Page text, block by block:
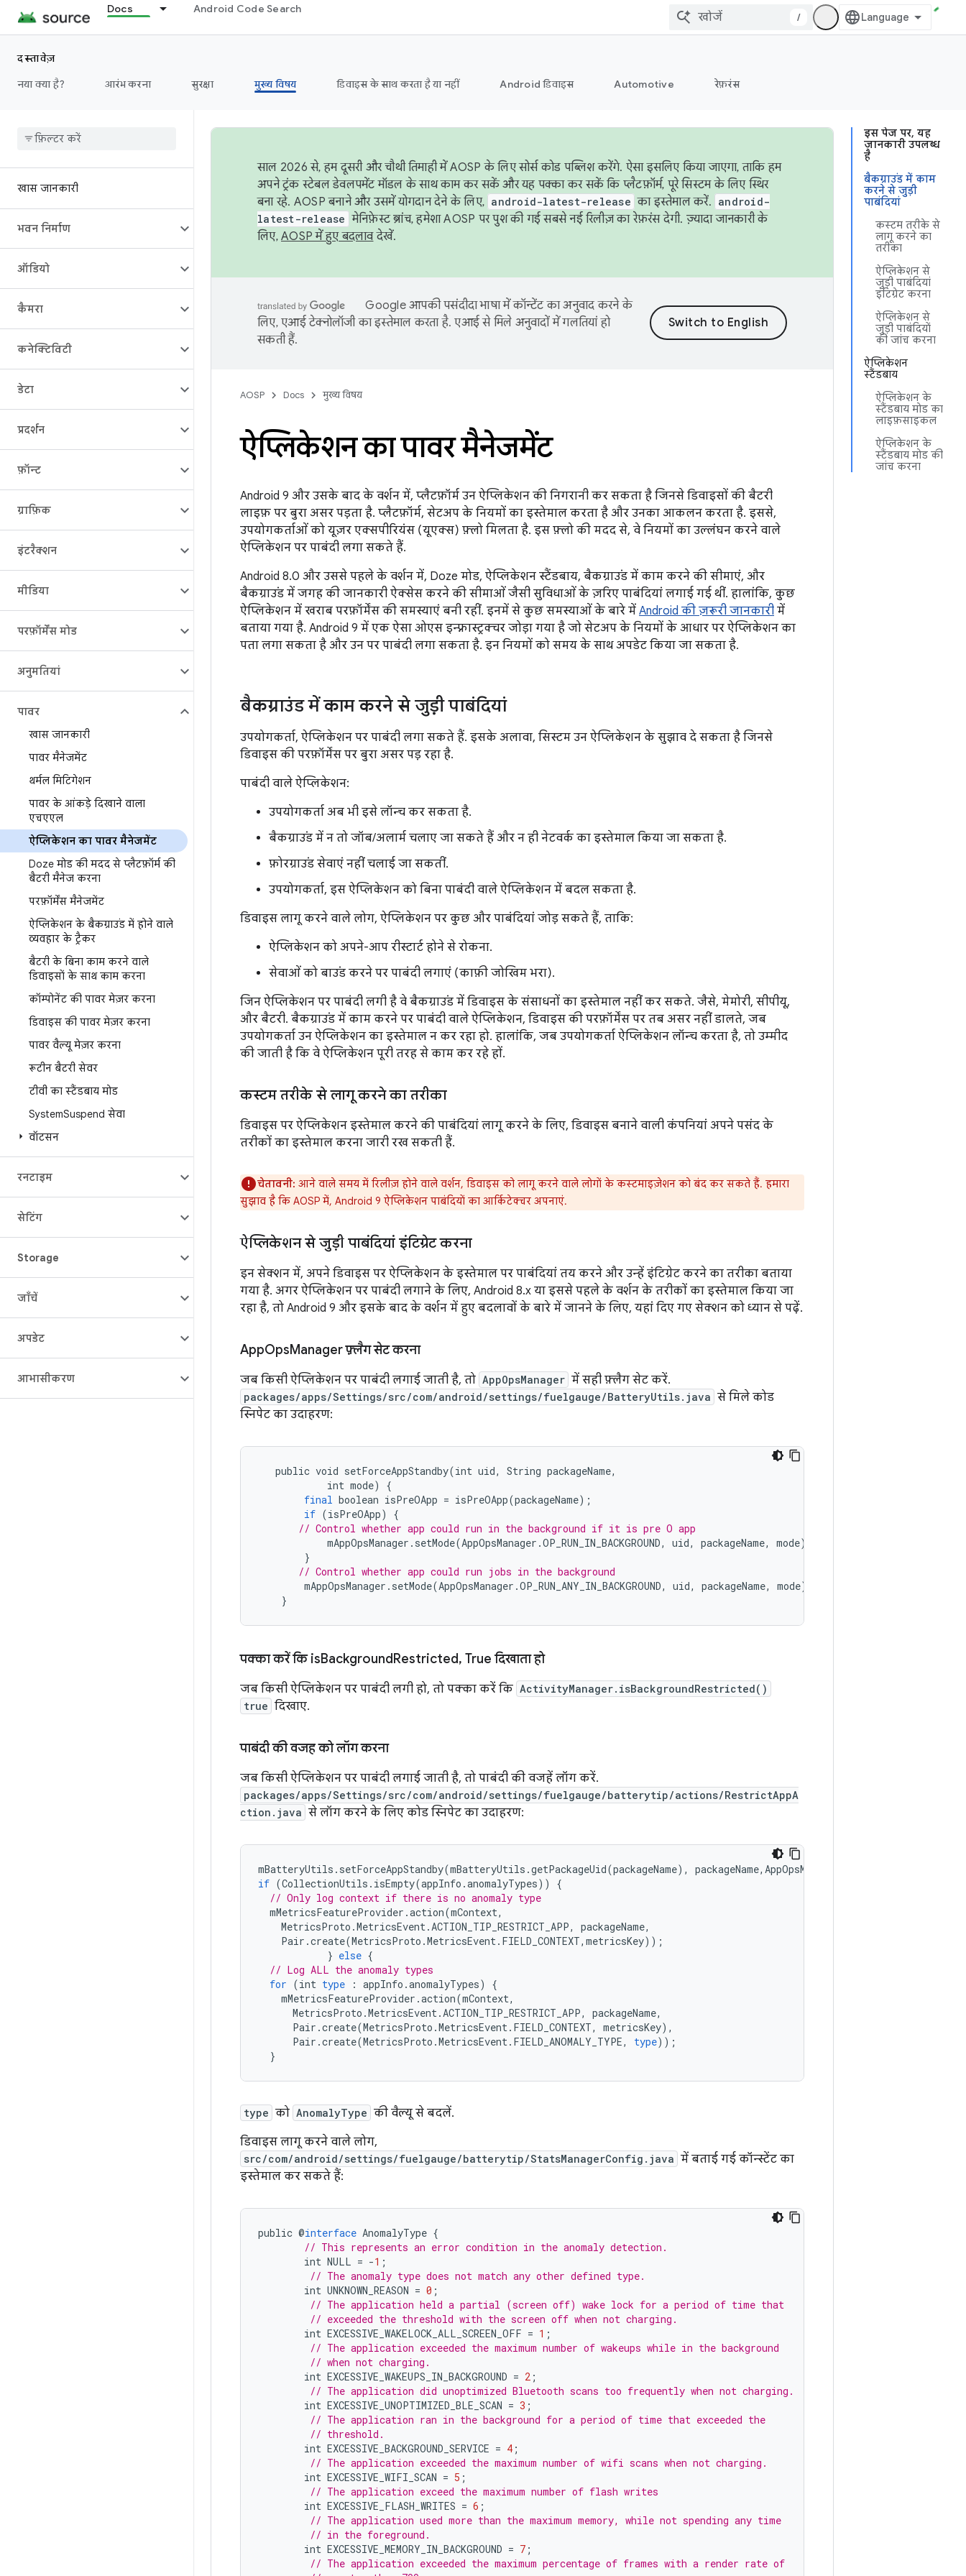
Docs Android Code Search
/
दस्तावेज़
नया क्या है?
आरंभ करना सुरक्षा मुख्य विषय डिवाइस के साथ करता है या नहीं Android डिवाइस Automotive रेफ़रंस
खास जानकारी
भवन निर्माण
ऑडियो
कैमरा
कनेक्टिविटी
डेटा
प्रदर्शन
फ़ॉन्ट
ग्राफ़िक
इंटरैक्शन
मीडिया
परफ़ॉर्मेंस मोड
अनुमतियां
पावर
खास जानकारी
पावर मैनेजमेंट
थर्मल मिटिगेशन
पावर के आंकड़े दिखाने वाला
एचएएल
ऐप्लिकेशन का पावर मैनेजमेंट
Doze मोड की मदद से प्लैटफ़ॉर्म की
बैटरी मैनेज करना
परफ़ॉर्मेंस मैनेजमेंट
ऐप्लिकेशन के बैकग्राउंड में होने वाले
व्यवहार के ट्रैकर
बैटरी के बिना काम करने वाले
डिवाइसों के साथ काम करना
कॉम्पोनेंट की पावर मेज़र करना
डिवाइस की पावर मेज़र करना
पावर वैल्यू मेज़र करना
रूटीन बैटरी सेवर
टीवी का स्टैंडबाय मोड
SystemSuspend सेवा
वॉटसन
रनटाइम
सेटिंग
Storage
जाँचें
अपडेट
आभासीकरण
इस पेज पर, यह
जानकारी उपलब्ध
है
बैकग्राउंड में काम
करने से जुड़ी
पाबंदियां
कस्टम तरीके से
लागू करने का
तरीका
ऐप्लिकेशन से
जुड़ी पाबंदियां
इंटिग्रेट करना
ऐप्लिकेशन से
जुड़ी पाबंदियों
की जांच करना
ऐप्लिकेशन
स्टैंडबाय
ऐप्लिकेशन के
स्टैंडबाय मोड का
लाइफ़साइकल
ऐप्लिकेशन के
स्टैंडबाय मोड की
जांच करना
साल 2026 से, हम दूसरी और चौथी तिमाही में AOSP के लिए सोर्स कोड पब्लिश करेंगे. ऐसा इसलिए किया जाएगा, ताकि हम
अपने ट्रंक स्टेबल डेवलपमेंट मॉडल के साथ काम कर सकें और यह पक्का कर सकें कि प्लैटफ़ॉर्म, पूरे सिस्टम के लिए स्थिर
बना रहे. AOSP बनाने और उसमें योगदान देने के लिए, android-latest-release का इस्तेमाल करें. android-
latest-release मेनिफ़ेस्ट ब्रांच, हमेशा AOSP पर पुश की गई सबसे नई रिलीज़ का रेफ़रंस देगी. ज़्यादा जानकारी के
लिए, AOSP में हुए बदलावदेखें.
Google आपकी पसंदीदा भाषा में कॉन्टेंट का अनुवाद करने के
लिए, एआई टेक्नोलॉजी का इस्तेमाल करता है. एआई से मिले अनुवादों में गलतियां हो
सकती हैं.
AOSP Docs मुख्य विषय
ऐप्लिकेशन का पावर मैनेजमेंट
Android 9 और उसके बाद के वर्शन में, प्लैटफ़ॉर्म उन ऐप्लिकेशन की निगरानी कर सकता है जिनसे डिवाइसों की बैटरी
लाइफ़ पर बुरा असर पड़ता है. प्लैटफ़ॉर्म, सेटअप के नियमों का इस्तेमाल करता है और उनका आकलन करता है. इससे,
उपयोगकर्ताओं को यूज़र एक्सपीरियंस (यूएक्स) फ़्लो मिलता है. इस फ़्लो की मदद से, वे नियमों का उल्लंघन करने वाले
ऐप्लिकेशन पर पाबंदी लगा सकते हैं.
Android 8.0 और उससे पहले के वर्शन में, Doze मोड, ऐप्लिकेशन स्टैंडबाय, बैकग्राउंड में काम करने की सीमाएं, और
बैकग्राउंड में जगह की जानकारी ऐक्सेस करने की सीमाओं जैसी सुविधाओं के ज़रिए पाबंदियां लगाई गई थीं. हालांकि, कुछ
ऐप्लिकेशन में खराब परफ़ॉर्मेंस की समस्याएं बनी रहीं. इनमें से कुछ समस्याओं के बारे में Android की ज़रूरी जानकारी में
बताया गया है. Android 9 में एक ऐसा ओएस इन्फ़्रास्ट्रक्चर जोड़ा गया है जो सेटअप के नियमों के आधार पर ऐप्लिकेशन का
पता लगा सकता है और उन पर पाबंदी लगा सकता है. इन नियमों को समय के साथ अपडेट किया जा सकता है.
बैकग्राउंड में काम करने से जुड़ी पाबंदियां
उपयोगकर्ता, ऐप्लिकेशन पर पाबंदी लगा सकते हैं. इसके अलावा, सिस्टम उन ऐप्लिकेशन के सुझाव दे सकता है जिनसे
डिवाइस की परफ़ॉर्मेंस पर बुरा असर पड़ रहा है.
पाबंदी वाले ऐप्लिकेशन:
उपयोगकर्ता अब भी इसे लॉन्च कर सकता है.
बैकग्राउंड में न तो जॉब/अलार्म चलाए जा सकते हैं और न ही नेटवर्क का इस्तेमाल किया जा सकता है.
फ़ोरग्राउंड सेवाएं नहीं चलाई जा सकतीं.
उपयोगकर्ता, इस ऐप्लिकेशन को बिना पाबंदी वाले ऐप्लिकेशन में बदल सकता है.
डिवाइस लागू करने वाले लोग, ऐप्लिकेशन पर कुछ और पाबंदियां जोड़ सकते हैं, ताकि:
ऐप्लिकेशन को अपने-आप रीस्टार्ट होने से रोकना.
सेवाओं को बाउंड करने पर पाबंदी लगाएं (काफ़ी जोखिम भरा).
जिन ऐप्लिकेशन पर पाबंदी लगी है वे बैकग्राउंड में डिवाइस के संसाधनों का इस्तेमाल नहीं कर सकते. जैसे, मेमोरी, सीपीयू,
और बैटरी. बैकग्राउंड में काम करने पर पाबंदी वाले ऐप्लिकेशन, डिवाइस की परफ़ॉर्मेंस पर तब असर नहीं डालते, जब
उपयोगकर्ता उन ऐप्लिकेशन का इस्तेमाल न कर रहा हो. हालांकि, जब उपयोगकर्ता ऐप्लिकेशन लॉन्च करता है, तो उम्मीद
की जाती है कि वे ऐप्लिकेशन पूरी तरह से काम कर रहे हों.
कस्टम तरीके से लागू करने का तरीका
डिवाइस पर ऐप्लिकेशन इस्तेमाल करने की पाबंदियां लागू करने के लिए, डिवाइस बनाने वाली कंपनियां अपने पसंद के
तरीकों का इस्तेमाल करना जारी रख सकती हैं.
चेतावनी: आने वाले समय में रिलीज़ होने वाले वर्शन, डिवाइस को लागू करने वाले लोगों के कस्टमाइज़ेशन को बंद कर सकते हैं. हमारा
सुझाव है कि AOSP में, Android 9 ऐप्लिकेशन पाबंदियों का आर्किटेक्चर अपनाएं.
ऐप्लिकेशन से जुड़ी पाबंदियां इंटिग्रेट करना
इन सेक्शन में, अपने डिवाइस पर ऐप्लिकेशन के इस्तेमाल पर पाबंदियां तय करने और उन्हें इंटिग्रेट करने का तरीका बताया
गया है. अगर ऐप्लिकेशन पर पाबंदी लगाने के लिए, Android 8.x या इससे पहले के वर्शन के तरीकों का इस्तेमाल किया जा
रहा है, तो Android 9 और इसके बाद के वर्शन में हुए बदलावों के बारे में जानने के लिए, यहां दिए गए सेक्शन को ध्यान से पढ़ें.
AppOpsManager फ़्लैग सेट करना
जब किसी ऐप्लिकेशन पर पाबंदी लगाई जाती है, तो AppOpsManager में सही फ़्लैग सेट करें.
packages/apps/Settings/src/com/android/settings/fuelgauge/BatteryUtils.java से मिले कोड
स्निपेट का उदाहरण:
public void setForceAppStandby(int uid, String packageName,
int mode)
{
final boolean isPreOApp = isPreOApp(packageName);
if (isPreOApp)
{
// Control whether app could run in the background if it is pre O app
mAppOpsManager . setMode(AppOpsManager .OP_RUN_IN_BACKGROUND, uid, packageName, mode);
}
// Control whether app could run jobs in the background
mAppOpsManager . setMode(AppOpsManager .OP_RUN_ANY_IN_BACKGROUND, uid, packageName, mode);
}
पक्का करें कि isBackground Restricted, True दिखाता हो
जब किसी ऐप्लिकेशन पर पाबंदी लगी हो, तो पक्का करें कि ActivityManager.isBackgroundRestricted()
true दिखाए.
पाबंदी की वजह को लॉग करना
जब किसी ऐप्लिकेशन पर पाबंदी लगाई जाती है, तो पाबंदी की वजहें लॉग करें.
packages/apps/Settings/src/com/android/settings/fuelgauge/batterytip/actions/RestrictAppA
ction.java से लॉग करने के लिए कोड स्निपेट का उदाहरण:
mBatteryUtils . setForceAppStandby(mBatteryUtils .getPackageUid(packageName), packageName, AppOpsManager
if (CollectionUtils . isEmpty(appInfo .anomalyTypes))
{
// Only log context if there is no anomaly type
mMetricsFeatureProvider .action(mContext,
MetricsProto .MetricsEvent.ACTION_TIP_RESTRICT_APP, packageName,
Pair .create(MetricsProto .MetricsEvent. FIELD_CONTEXT, metricsKey));
} else {
// Log ALL the anomaly types
for (int type : appInfo .anomalyTypes)
{
mMetricsFeatureProvider .action(mContext,
MetricsProto .MetricsEvent.ACTION_TIP_RESTRICT_APP, packageName,
Pair .create(MetricsProto .MetricsEvent. FIELD_CONTEXT, metricsKey),
Pair .create(MetricsProto .MetricsEvent. FIELD_ANOMALY_TYPE, type));
}
type को AnomalyType की वैल्यू से बदलें.
डिवाइस लागू करने वाले लोग,
src/com/android/settings/fuelgauge/batterytip/StatsManagerConfig.java में बताई गई कॉन्स्टेंट का
इस्तेमाल कर सकते हैं:
public @interface AnomalyType {
// This represents an error condition in the anomaly detection.
int NULL = -1 ;
// The anomaly type does not match any other defined type.
int UNKNOWN_REASON = 0 ;
// The application held a partial (screen off) wake lock for a period of time that
// exceeded the threshold with the screen off when not charging.
int EXCESSIVE_WAKELOCK_ALL_SCREEN_OFF = 1 ;
// The application exceeded the maximum number of wakeups while in the background
// when not charging.
int EXCESSIVE_WAKEUPS_IN_BACKGROUND = 2 ;
// The application did unoptimized Bluetooth scans too frequently when not charging.
int EXCESSIVE_UNOPTIMIZED_BLE_SCAN = 3 ;
// The application ran in the background for a period of time that exceeded the
// threshold.
int EXCESSIVE_BACKGROUND_SERVICE = 4 ;
// The application exceeded the maximum number of wifi scans when not charging.
int EXCESSIVE_WIFI_SCAN = 5 ;
// The application exceed the maximum number of flash writes
int EXCESSIVE_FLASH_WRITES = 6 ;
// The application used more than the maximum memory, while not spending any time
// in the foreground.
int EXCESSIVE_MEMORY_IN_BACKGROUND = 7 ;
// The application exceeded the maximum percentage of frames with a render rate of